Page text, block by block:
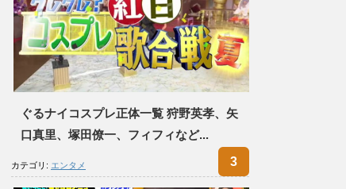
ぐるナイコスプレ正体一覧 狩野英孝、矢
口真里、塚田僚一、フィフィなど...
カテゴリ: エンタメ